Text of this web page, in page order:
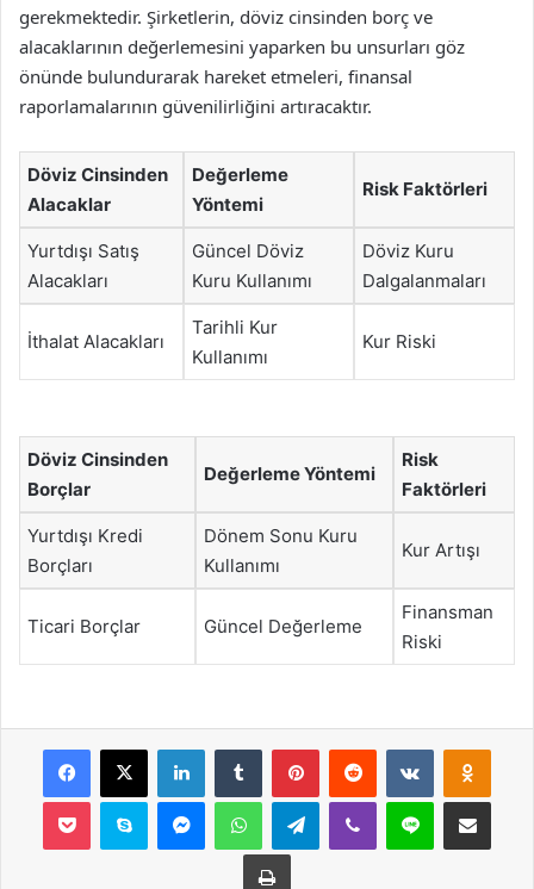
gerekmektedir. Şirketlerin, döviz cinsinden borç ve
alacaklarının değerlemesini yaparken bu unsurları göz
önünde bulundurarak hareket etmeleri, finansal
raporlamalarının güvenilirliğini artıracaktır.
Döviz Cinsinden
Alacaklar
Değerleme
Yöntemi
Risk Faktörleri
Yurtdışı Satış
Alacakları
Güncel Döviz
Kuru Kullanımı
Döviz Kuru
Dalgalanmaları
İthalat Alacakları
Tarihli Kur
Kullanımı
Kur Riski
Döviz Cinsinden
Borçlar
Değerleme Yöntemi
Risk
Faktörleri
Yurtdışı Kredi
Borçları
Dönem Sonu Kuru
Kullanımı
Kur Artışı
Ticari Borçlar Güncel Değerleme
Finansman
Riski
Facebook
X LinkedInTumblr PinterestReddit VKontakte
Pocket Skype MessengerWhatsAppTelegramViber Line E-Posta ile
Yazdır